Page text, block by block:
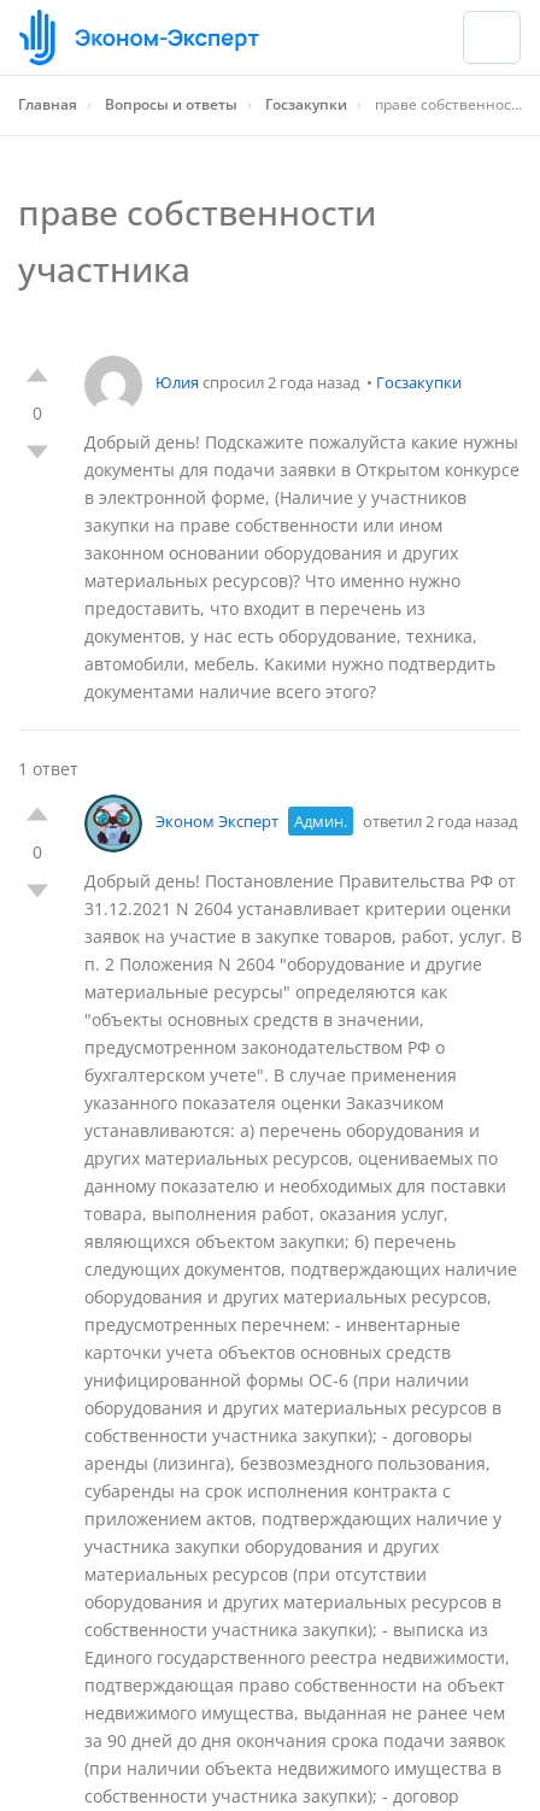
Главная › Вопросы и ответы › Госзакупки › праве собственности участника
праве собственности
участника
0
Юлияспросил 2 года назад • Госзакупки
Добрый день! Подскажите пожалуйста какие нужны
документы для подачи заявки в Открытом конкурсе
в электронной форме, (Наличие у участников
закупки на праве собственности или ином
законном основании оборудования и других
материальных ресурсов)? Что именно нужно
предоставить, что входит в перечень из
документов, у нас есть оборудование, техника,
автомобили, мебель. Какими нужно подтвердить
документами наличие всего этого?
1 ответ
0
Эконом Эксперт Админ. ответил 2 года назад
Добрый день! Постановление Правительства РФ от
31.12.2021 N 2604 устанавливает критерии оценки
заявок на участие в закупке товаров, работ, услуг. В
п. 2 Положения N 2604 "оборудование и другие
материальные ресурсы" определяются как
"объекты основных средств в значении,
предусмотренном законодательством РФ о
бухгалтерском учете". В случае применения
указанного показателя оценки Заказчиком
устанавливаются: а) перечень оборудования и
других материальных ресурсов, оцениваемых по
данному показателю и необходимых для поставки
товара, выполнения работ, оказания услуг,
являющихся объектом закупки; б) перечень
следующих документов, подтверждающих наличие
оборудования и других материальных ресурсов,
предусмотренных перечнем: - инвентарные
карточки учета объектов основных средств
унифицированной формы ОС-6 (при наличии
оборудования и других материальных ресурсов в
собственности участника закупки); - договоры
аренды (лизинга), безвозмездного пользования,
субаренды на срок исполнения контракта с
приложением актов, подтверждающих наличие у
участника закупки оборудования и других
материальных ресурсов (при отсутствии
оборудования и других материальных ресурсов в
собственности участника закупки); - выписка из
Единого государственного реестра недвижимости,
подтверждающая право собственности на объект
недвижимого имущества, выданная не ранее чем
за 90 дней до дня окончания срока подачи заявок
(при наличии объекта недвижимого имущества в
собственности участника закупки); - договор